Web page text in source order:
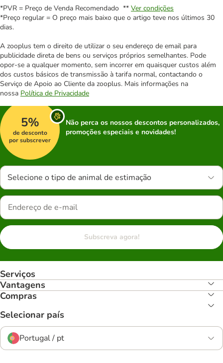
*PVR = Preço de Venda Recomendado ** Ver condições
*Preço regular = O preço mais baixo que o artigo teve nos últimos 30
dias.
A zooplus tem o direito de utilizar o seu endereço de email para
publicidade direta de bens ou serviços próprios semelhantes. Pode
opor-se a qualquer momento, sem incorrer em quaisquer custos além
dos custos básicos de transmissão à tarifa normal, contactando o
Serviço de Apoio ao Cliente da zooplus. Mais informações na
nossa Política de Privacidade
5%
de desconto
por subscrever
Não perca os nossos descontos personalizados,
promoções especiais e novidades!
Selecione o tipo de animal de estimação
Subscreva agora!
Serviços
Vantagens
Compras
Selecionar país
Portugal / pt